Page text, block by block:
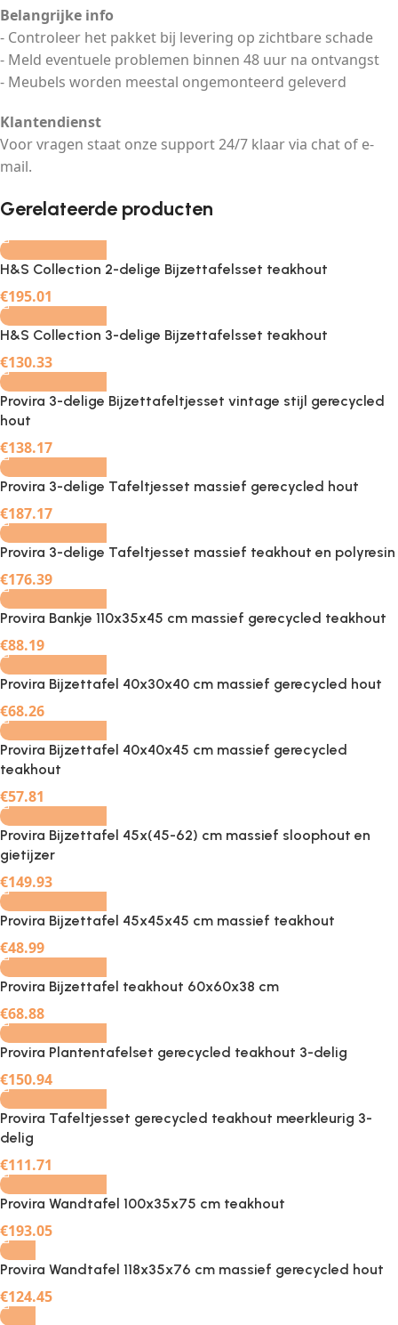
Belangrijke info
- Controleer het pakket bij levering op zichtbare schade
- Meld eventuele problemen binnen 48 uur na ontvangst
- Meubels worden meestal ongemonteerd geleverd
Klantendienst
Voor vragen staat onze support 24/7 klaar via chat of e-
mail.
Gerelateerde producten
- +
H&S Collection 2-delige Bijzettafelsset teakhout
€195.01
- +
H&S Collection 3-delige Bijzettafelsset teakhout
€130.33
- +
Provira 3-delige Bijzettafeltjesset vintage stijl gerecycled
hout
€138.17
-
Provira 3-delige Tafeltjesset massief gerecycled hout
€187.17
- +
Provira 3-delige Tafeltjesset massief teakhout en polyresin
€176.39
- +
Provira Bankje 110x35x45 cm massief gerecycled teakhout
€88.19
- +
Provira Bijzettafel 40x30x40 cm massief gerecycled hout
€68.26
- +
Provira Bijzettafel 40x40x45 cm massief gerecycled
teakhout
€57.81
-
Provira Bijzettafel 45x(45-62) cm massief sloophout en
gietijzer
€149.93
-
Provira Bijzettafel 45x45x45 cm massief teakhout
€48.99
- +
Provira Bijzettafel teakhout 60x60x38 cm
€68.88
- +
Provira Plantentafelset gerecycled teakhout 3-delig
€150.94
- +
Provira Tafeltjesset gerecycled teakhout meerkleurig 3-
delig
€111.71
-
Provira Wandtafel 100x35x75 cm teakhout
€193.05
Provira Wandtafel 118x35x76 cm massief gerecycled hout
€124.45